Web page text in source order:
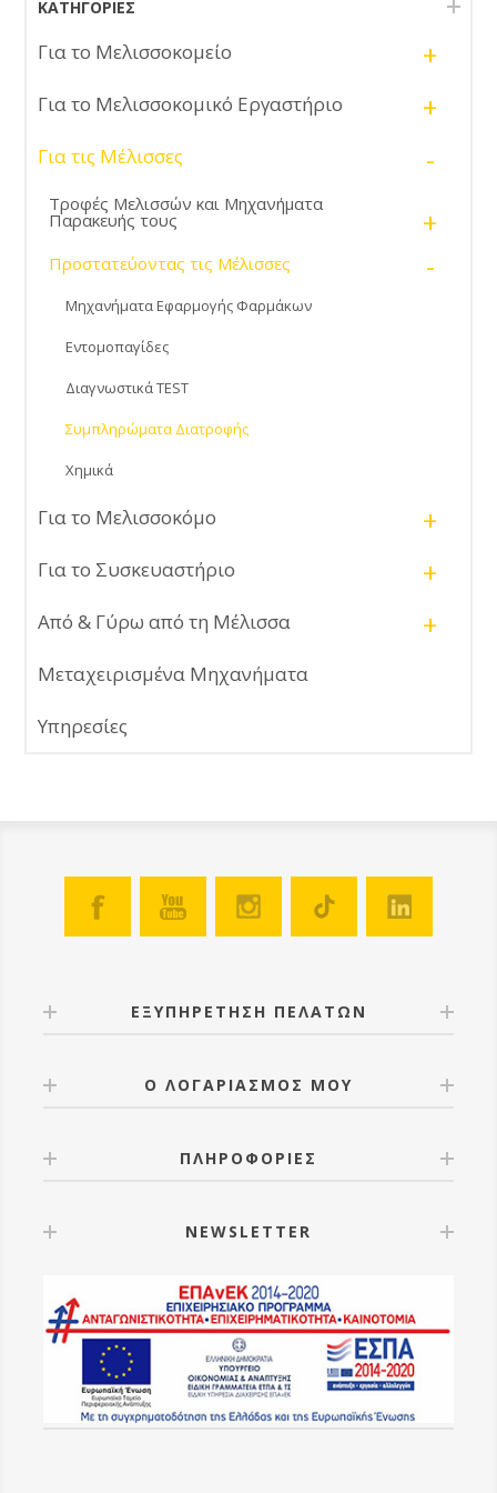
ΚΑΤΗΓΟΡΊΕΣ
Για το Μελισσοκομείο +
Για το Μελισσοκομικό Εργαστήριο +
Για τις Μέλισσες -
Τροφές Μελισσών και Μηχανήματα
Παρακευής τους +
Προστατεύοντας τις Μέλισσες -
Μηχανήματα Εφαρμογής Φαρμάκων
Εντομοπαγίδες
Διαγνωστικά TEST
Συμπληρώματα Διατροφής
Χημικά
Για το Μελισσοκόμο +
Για το Συσκευαστήριο +
Από & Γύρω από τη Μέλισσα +
Μεταχειρισμένα Μηχανήματα
Υπηρεσίες
ΕΞΥΠΗΡΕΤΗΣΗ ΠΕΛΑΤΩΝ
Ο ΛΟΓΑΡΙΑΣΜΟΣ ΜΟΥ
ΠΛΗΡΟΦΟΡΙΕΣ
NEWSLETTER